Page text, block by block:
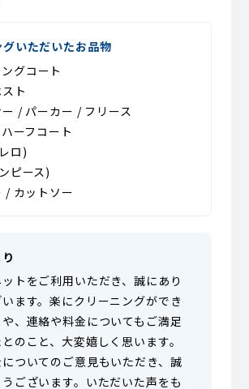
いただいたお品物
グコート
ト
ー / パーカー / フリース
ーフコート
ロ)
ピース)
/ カットソー
トをご利用いただき、誠にあり
ます。楽にクリーニングができ
、連絡や料金についてもご満足
のこと、大変嬉しく思います。
ついてのご意見もいただき、誠
ございます。いただいた声をも